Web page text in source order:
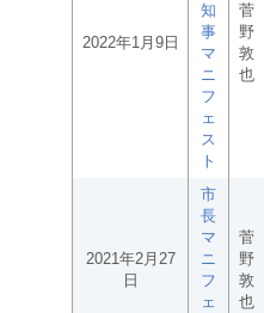
2022年1月9日
知
事
マ
ニ
フ
ェ
ス
ト
菅
野
敦
也
2021年2月27
日
市
長
マ
ニ
フ
ェ
菅
野
敦
也